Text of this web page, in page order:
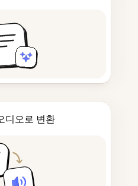
디오로 변환